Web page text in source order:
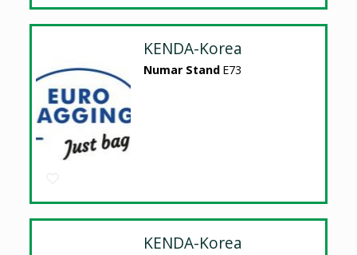
KENDA-Korea
Numar Stand E73
KENDA-Korea